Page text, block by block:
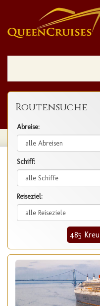
Routensuche
Abreise:
Schiff:
Reiseziel:
485